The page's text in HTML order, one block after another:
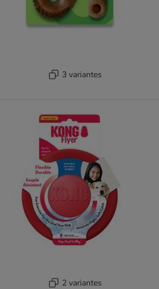
3 variantes
2 variantes